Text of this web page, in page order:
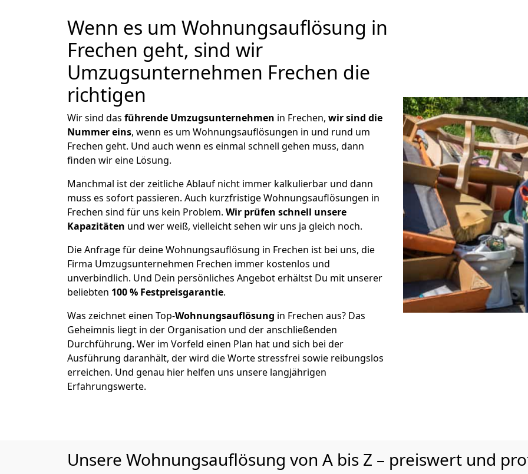
Wenn es um Wohnungsauflösung in
Frechen geht, sind wir
Umzugsunternehmen Frechen die
richtigen
Wir sind das führende Umzugsunternehmen in Frechen, wir sind die
Nummer eins, wenn es um Wohnungsauflösungen in und rund um
Frechen geht. Und auch wenn es einmal schnell gehen muss, dann
finden wir eine Lösung.
Manchmal ist der zeitliche Ablauf nicht immer kalkulierbar und dann
muss es sofort passieren. Auch kurzfristige Wohnungsauflösungen in
Frechen sind für uns kein Problem. Wir prüfen schnell unsere
Kapazitäten und wer weiß, vielleicht sehen wir uns ja gleich noch.
Die Anfrage für deine Wohnungsauflösung in Frechen ist bei uns, die
Firma Umzugsunternehmen Frechen immer kostenlos und
unverbindlich. Und Dein persönliches Angebot erhältst Du mit unserer
beliebten 100 % Festpreisgarantie.
Was zeichnet einen Top-Wohnungsauflösung in Frechen aus? Das
Geheimnis liegt in der Organisation und der anschließenden
Durchführung. Wer im Vorfeld einen Plan hat und sich bei der
Ausführung daranhält, der wird die Worte stressfrei sowie reibungslos
erreichen. Und genau hier helfen uns unsere langjährigen
Erfahrungswerte.
Unsere Wohnungsauflösung von A bis Z – preiswert und